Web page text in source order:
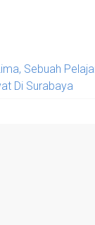
Sebuah
Di Surabaya